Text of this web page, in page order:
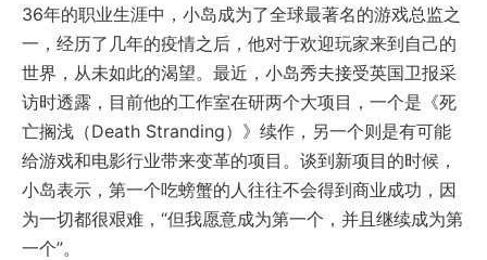
36年的职业生涯中，小岛成为了全球最著名的游戏总监之
一，经历了几年的疫情之后，他对于欢迎玩家来到自己的
世界，从未如此的渴望。最近，小岛秀夫接受英国卫报采
访时透露，目前他的工作室在研两个大项目，一个是《死
亡搁浅（Death Stranding）》续作，另一个则是有可能
给游戏和电影行业带来变革的项目。谈到新项目的时候，
小岛表示，第一个吃螃蟹的人往往不会得到商业成功，因
为一切都很艰难，“但我愿意成为第一个，并且继续成为第
一个”。